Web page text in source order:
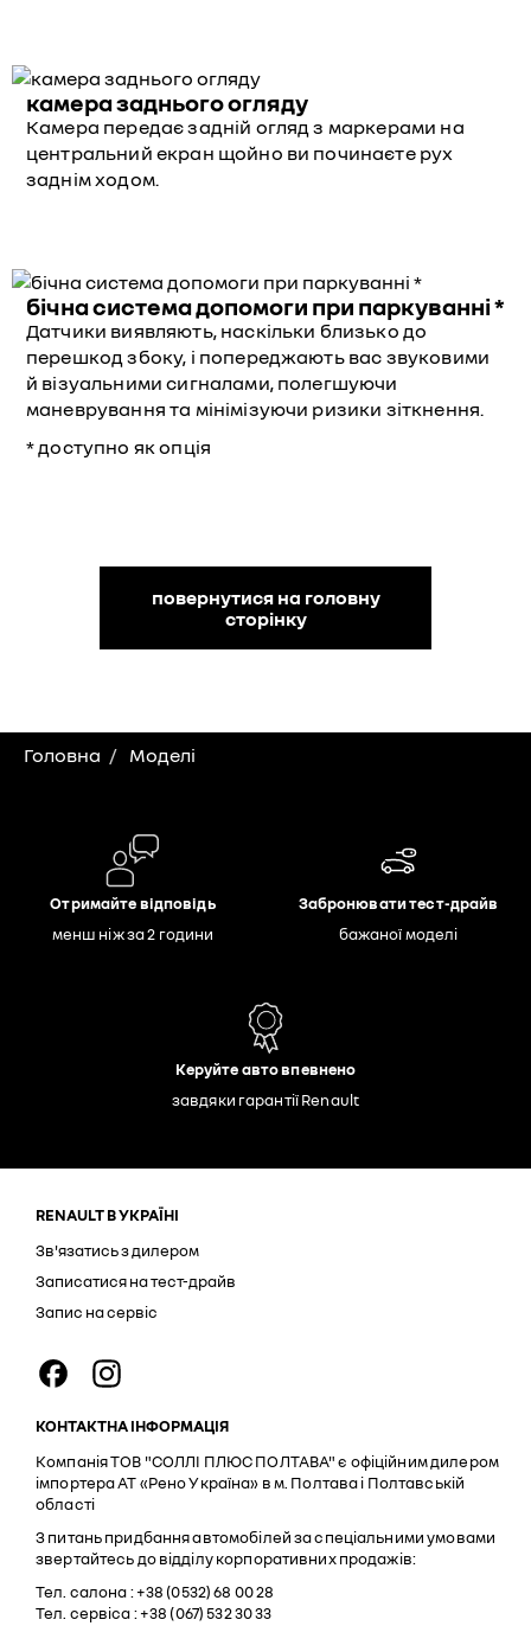
камера заднього огляду
Камера передає задній огляд з маркерами на
центральний екран щойно ви починаєте рух
заднім ходом.
бічна система допомоги при паркуванні *
Датчики виявляють, наскільки близько до
перешкод збоку, і попереджають вас звуковими
й візуальними сигналами, полегшуючи
маневрування та мінімізуючи ризики зіткнення.
* доступно як опція
повернутися на головну
сторінку
Головна Моделі
Отримайте відповідь
менш ніж за 2 години
Забронювати тест-драйв
бажаної моделі
Керуйте авто впевнено
завдяки гарантії Renault
RENAULT В УКРАЇНІ
Зв'язатись з дилером
Записатися на тест-драйв
Запис на сервіс
КОНТАКТНА ІНФОРМАЦІЯ
Компанія ТОВ "СОЛЛІ ПЛЮС ПОЛТАВА" є офіційним дилером
імпортера АТ «Рено Україна» в м. Полтава і Полтавській
області
З питань придбання автомобілей за спеціальними умовами
звертайтесь до відділу корпоративних продажів:
Тел. cалона : +38 (0532) 68 00 28
Тел. сервіса : +38 (067) 532 30 33